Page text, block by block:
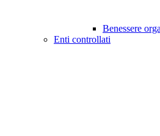
Benessere
Enti controllati